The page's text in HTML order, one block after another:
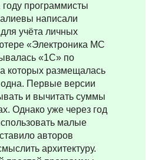
году программисты
написали
учёта личных
«Электроника МС
«1С» по
которых размещалась
Первые версии
и вычитать суммы
Однако уже через год
малые
авторов
архитектуру.